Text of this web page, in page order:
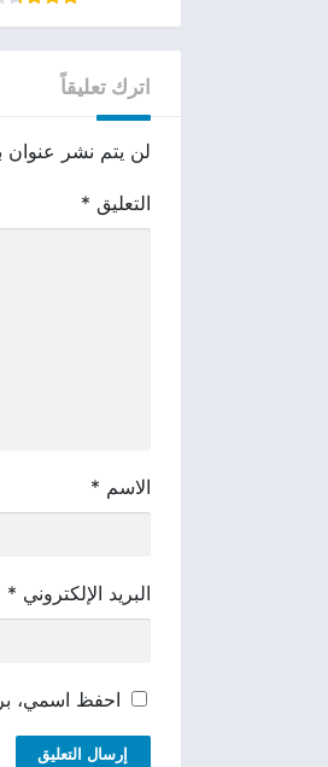
اترك تعليقاً
لن يتم نشر عنوان
التعليق *
الاسم *
البريد الإلكتروني *
احفظ اسمي،